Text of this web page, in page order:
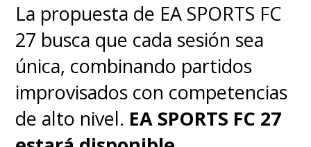
La propuesta de EA SPORTS FC
27 busca que cada sesión sea
única, combinando partidos
improvisados con competencias
de alto nivel. EA SPORTS FC 27